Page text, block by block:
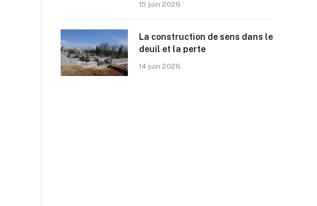
15 juin 2026
La construction de sens dans le
deuil et la perte
14 juin 2026